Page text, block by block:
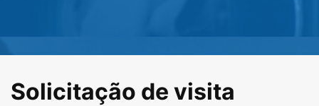
Solicitação de visita